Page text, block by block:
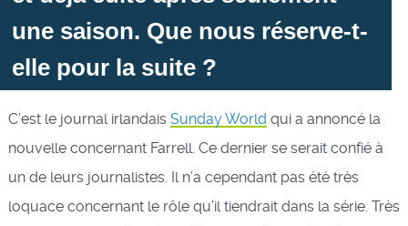
une saison. Que nous réserve-t-
elle pour la suite ?
C’est le journal irlandais Sunday World qui a annoncé la
nouvelle concernant Farrell. Ce dernier se serait confié à
un de leurs journalistes. Il n’a cependant pas été très
loquace concernant le rôle qu’il tiendrait dans la série. Très